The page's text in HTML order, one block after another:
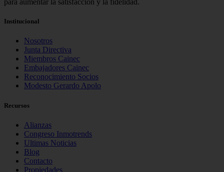
para aumentar la satisfacción y la fidelidad.
Institucional
Nosotros
Junta Directiva
Miembros Cainec
Embajadores Cainec
Reconocimiento Socios
Modesto Gerardo Apolo
Recursos
Alianzas
Congreso Inmotrends
Ultimas Noticias
Blog
Contacto
Propiedades